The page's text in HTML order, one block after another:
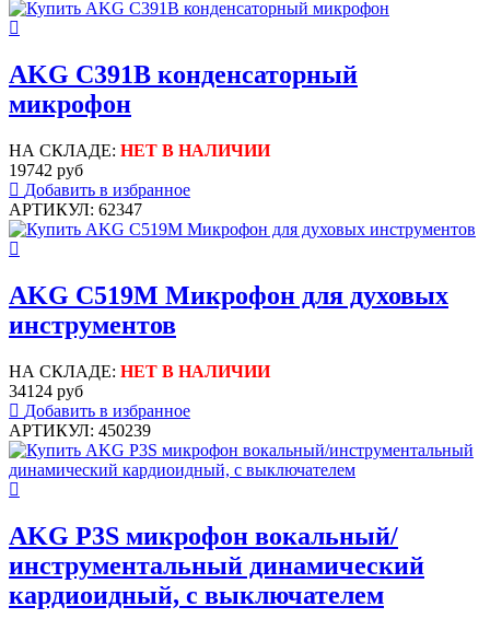
AKG C391B конденсаторный
микрофон
НА СКЛАДЕ: НЕТ В НАЛИЧИИ
19742 руб
Добавить в избранное
АРТИКУЛ: 62347
AKG C519M Микрофон для духовых
инструментов
НА СКЛАДЕ: НЕТ В НАЛИЧИИ
34124 руб
Добавить в избранное
АРТИКУЛ: 450239
AKG P3S микрофон вокальный/
инструментальный динамический
кардиоидный, с выключателем